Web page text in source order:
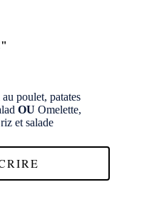
poulet, patates
OU Omelette,
et salade